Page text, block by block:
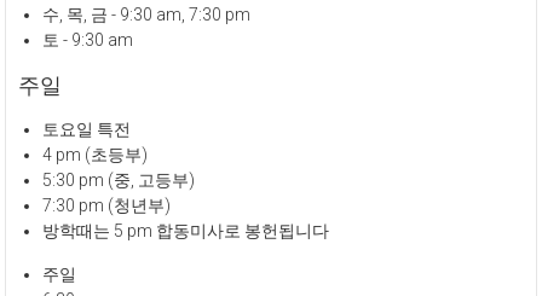
수, 목, 금 - 9:30 am, 7:30 pm
토 - 9:30 am
주일
토요일 특전
4 pm (초등부)
5:30 pm (중, 고등부)
7:30 pm (청년부)
방학때는 5 pm 합동미사로 봉헌됩니다
주일